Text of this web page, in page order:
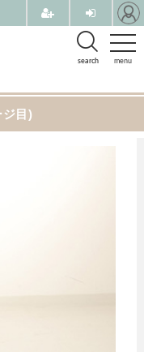
menu
search
目)